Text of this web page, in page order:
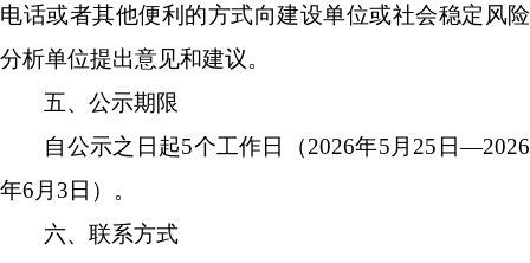
电话或者其他便利的方式向建设单位或社会稳定风险
分析单位提出意见和建议。
五、公示期限
自公示之日起5个工作日 （2026年5 月 25 日—2026
年6 月 3 日）。
六、联系方式